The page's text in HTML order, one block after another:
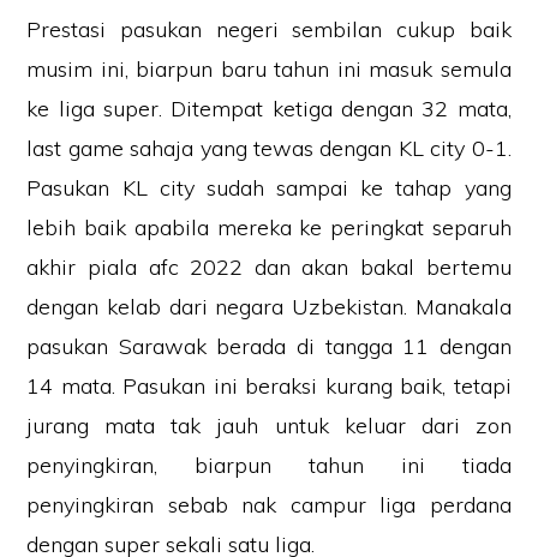
Prestasi pasukan negeri sembilan cukup baik
musim ini, biarpun baru tahun ini masuk semula
ke liga super. Ditempat ketiga dengan 32 mata,
last game sahaja yang tewas dengan KL city 0-1.
Pasukan KL city sudah sampai ke tahap yang
lebih baik apabila mereka ke peringkat separuh
akhir piala afc 2022 dan akan bakal bertemu
dengan kelab dari negara Uzbekistan. Manakala
pasukan Sarawak berada di tangga 11 dengan
14 mata. Pasukan ini beraksi kurang baik, tetapi
jurang mata tak jauh untuk keluar dari zon
penyingkiran, biarpun tahun ini tiada
penyingkiran sebab nak campur liga perdana
dengan super sekali satu liga.